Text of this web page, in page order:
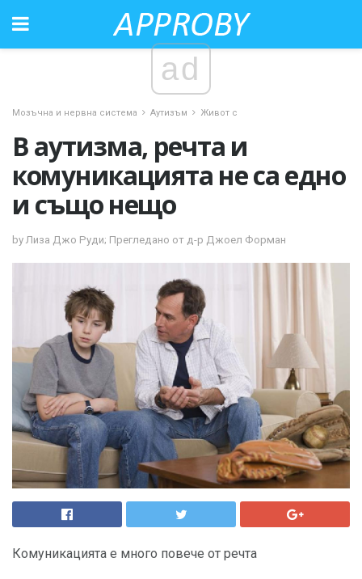
ad
Мозъчна и нервна система Аутизъм Живот с
В аутизма, речта и
комуникацията не са едно
и също нещо
by Лиза Джо Руди; Прегледано от д-р Джоел Форман
Комуникацията е много повече от речта